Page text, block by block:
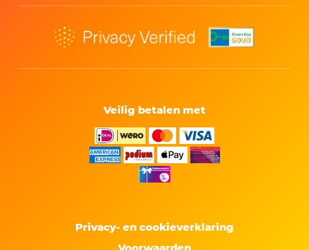
Veilig betalen met
Privacy- en cookieverklaring